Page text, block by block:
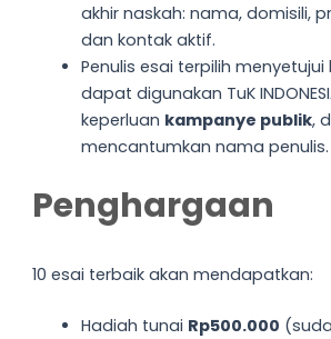
akhir naskah: nama, domisili,
dan kontak aktif.
Penulis esai terpilih
dapat digunakan TuK
keperluan kampanye publik,
mencantumkan nama penulis.
Penghargaan
10 esai terbaik akan mendapatkan:
Hadiah tunai Rp500.000